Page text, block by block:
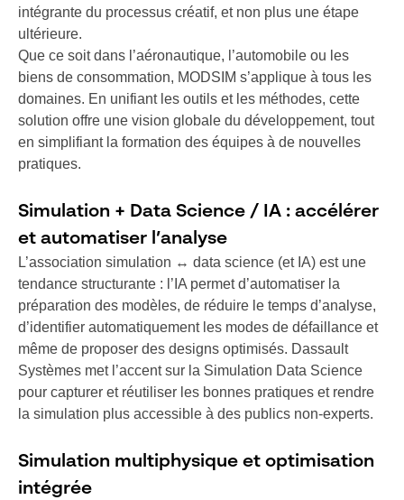
intégrante du processus créatif, et non plus une étape
ultérieure.
Que ce soit dans l’aéronautique, l’automobile ou les
biens de consommation, MODSIM s’applique à tous les
domaines. En unifiant les outils et les méthodes, cette
solution offre une vision globale du développement, tout
en simplifiant la formation des équipes à de nouvelles
pratiques.
Simulation + Data Science / IA : accélérer
et automatiser l’analyse
L’association simulation ↔ data science (et IA) est une
tendance structurante : l’IA permet d’automatiser la
préparation des modèles, de réduire le temps d’analyse,
d’identifier automatiquement les modes de défaillance et
même de proposer des designs optimisés. Dassault
Systèmes met l’accent sur la Simulation Data Science
pour capturer et réutiliser les bonnes pratiques et rendre
la simulation plus accessible à des publics non-experts.
Simulation multiphysique et optimisation
intégrée